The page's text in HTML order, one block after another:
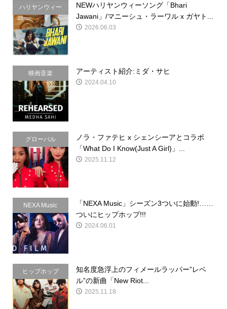
ハリヤンウィー
NEWハリヤンウィーソング「Bhari
Jawani」/マニーシュ・ラーワル x ガヤト...
2026.06.03
映画音楽 アーティスト紹介:ミダ・サヒ
2024.04.10
グローバル
ノラ・ファテヒ x シェンシーアとコラボ
「What Do I Know(Just A Girl)」...
2025.11.12
NEXA Music
「NEXA Music」シーズン3ついに始動!……
ついにヒップホップ!!!
2024.06.01
ヒップホップ
知名度急浮上のフィメールラッパー”レベ
ル”の新曲「New Riot...
2025.11.18